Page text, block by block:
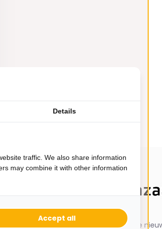
op je vraag!
Ontvang de
Details
traffic. We also share information
may combine it with other information
Accept all